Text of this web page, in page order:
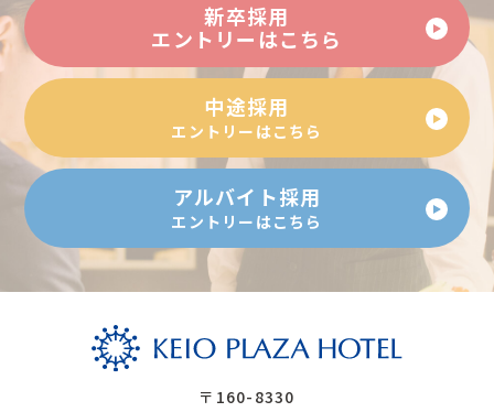
料飲宴会部 中国料理〈南園〉
料飲宴会部〈カクテル&ティーラウンジ〉
調理部樹林調理
宿泊部宿泊セールス
中途採用
新卒採用
エントリーはこちら
中途採用
エントリーはこちら
アルバイト採用
エントリーはこちら
〒160-8330